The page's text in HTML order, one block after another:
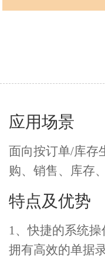
应用场景
面向按订单/库存
购、销售、库存
特点及优势
1、快捷的系统操
拥有高效的单据